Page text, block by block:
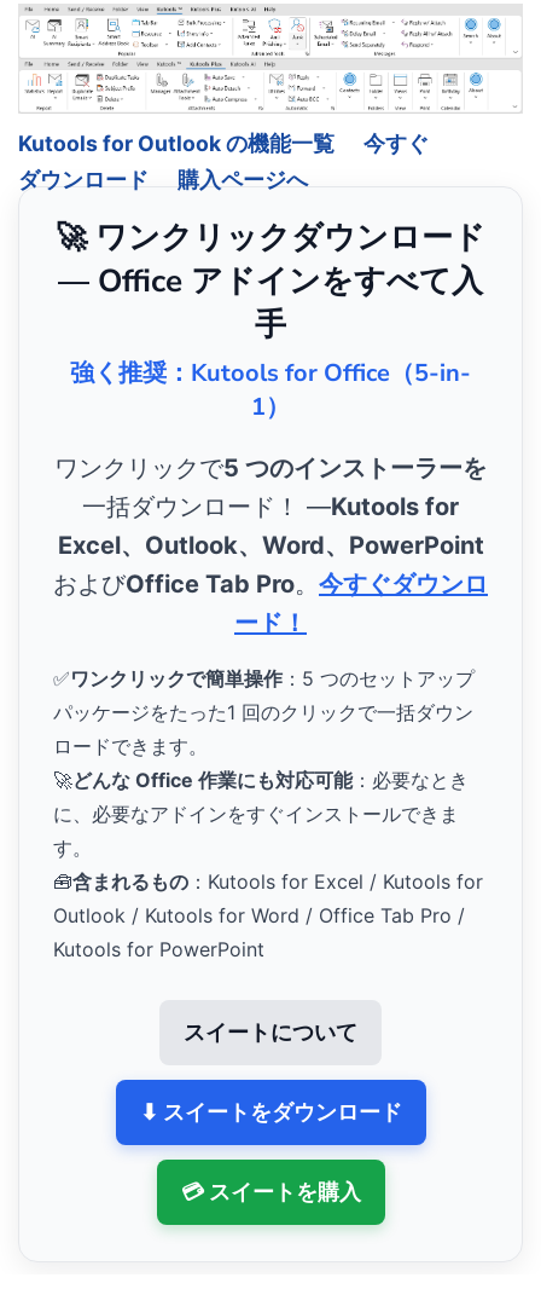
Kutools for Outlook の機能一覧
今すぐ
ダウンロード
購入ページへ
🚀 ワンクリックダウンロード
— Office アドインをすべて入
手
強く推奨：Kutools for Office（5-in-
1）
ワンクリックで5 つのインストーラーを
一括ダウンロード！ ―Kutools for
Excel、Outlook、Word、PowerPoint
およびOffice Tab Pro。 今すぐダウンロ
ード！
✅ワンクリックで簡単操作 ：5 つのセットアップ
パッケージをたった1 回のクリックで一括ダウン
ロードできます。
🚀どんな Office 作業にも対応可能：必要なとき
に、必要なアドインをすぐインストールできま
す。
🧰含まれるもの ：Kutools for Excel / Kutools for
Outlook / Kutools for Word / Office Tab Pro /
Kutools for PowerPoint
スイートについて
⬇ スイートをダウンロード
💳 スイートを購入